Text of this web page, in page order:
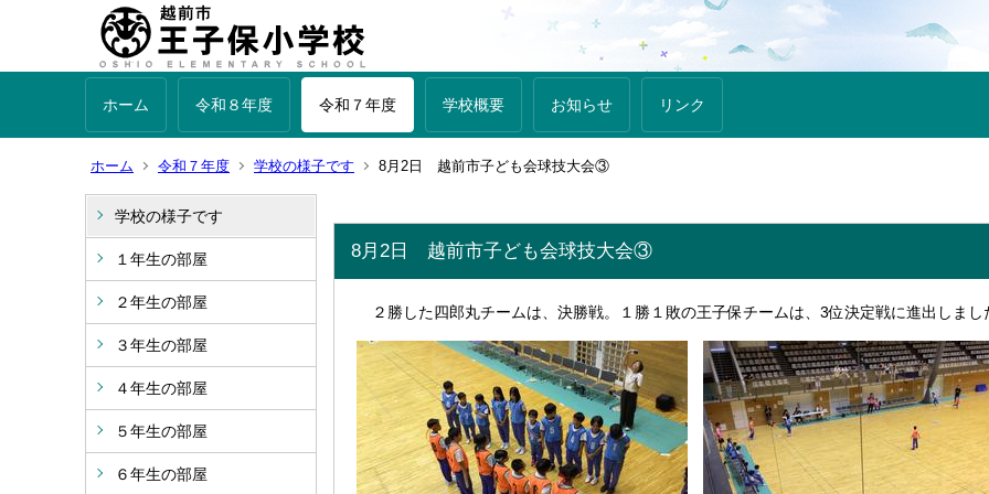
ホーム 令和８年度 令和７年度 学校概要 お知らせ リンク
ホーム 令和７年度 学校の様子です 8月2日 越前市子ども会球技大会③
学校の様子です
１年生の部屋
２年生の部屋
３年生の部屋
４年生の部屋
５年生の部屋
６年生の部屋
8月2日 越前市子ども会球技大会③
２勝した四郎丸チームは、決勝戦。１勝１敗の王子保チームは、3位決定戦に進出しまし